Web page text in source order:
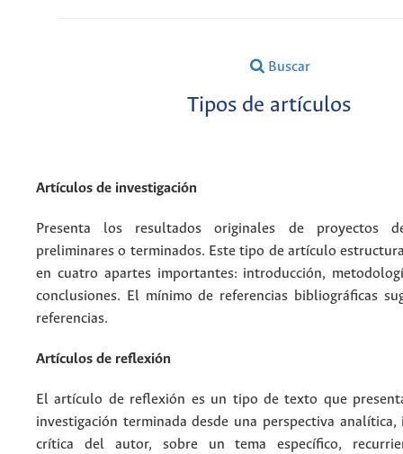
Buscar
Tipos de artículos
Artículos de investigación
Presenta los resultados originales de proyectos
preliminares o terminados. Este tipo de artículo
en cuatro apartes importantes: introducción,
conclusiones. El mínimo de referencias bibliográficas
referencias.
Artículos de reflexión
El artículo de reflexión es un tipo de texto que
investigación terminada desde una perspectiva
crítica del autor, sobre un tema específico,